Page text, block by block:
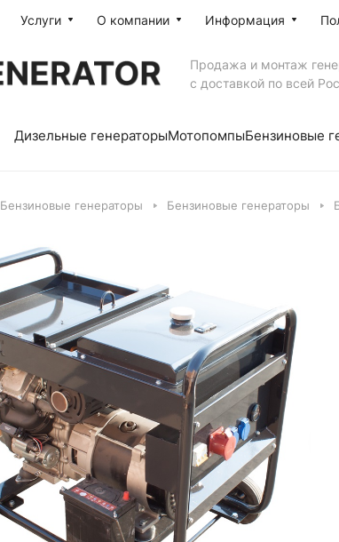
Услуги О компании Информация
Продажа и монтаж
с доставкой по всей
Дизельные генераторыМотопомпыБензиновые
Бензиновые генераторы Бензиновые генераторы